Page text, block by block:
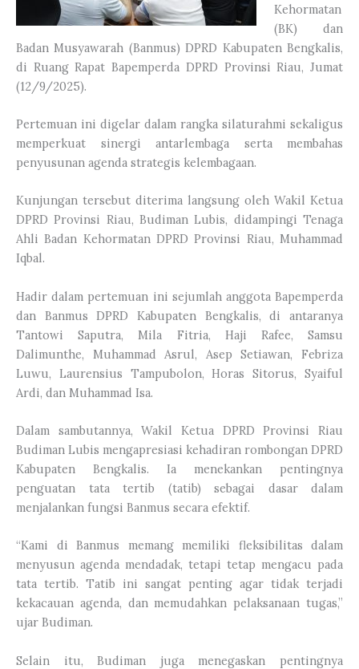
Kehormatan
(BK) dan
Badan Musyawarah (Banmus) DPRD Kabupaten Bengkalis,
di Ruang Rapat Bapemperda DPRD Provinsi Riau, Jumat
(12/9/2025).
Pertemuan ini digelar dalam rangka silaturahmi sekaligus
memperkuat sinergi antarlembaga serta membahas
penyusunan agenda strategis kelembagaan.
Kunjungan tersebut diterima langsung oleh Wakil Ketua
DPRD Provinsi Riau, Budiman Lubis, didampingi Tenaga
Ahli Badan Kehormatan DPRD Provinsi Riau, Muhammad
Iqbal.
Hadir dalam pertemuan ini sejumlah anggota Bapemperda
dan Banmus DPRD Kabupaten Bengkalis, di antaranya
Tantowi Saputra, Mila Fitria, Haji Rafee, Samsu
Dalimunthe, Muhammad Asrul, Asep Setiawan, Febriza
Luwu, Laurensius Tampubolon, Horas Sitorus, Syaiful
Ardi, dan Muhammad Isa.
Dalam sambutannya, Wakil Ketua DPRD Provinsi Riau
Budiman Lubis mengapresiasi kehadiran rombongan DPRD
Kabupaten Bengkalis. Ia menekankan pentingnya
penguatan tata tertib (tatib) sebagai dasar dalam
menjalankan fungsi Banmus secara efektif.
“Kami di Banmus memang memiliki fleksibilitas dalam
menyusun agenda mendadak, tetapi tetap mengacu pada
tata tertib. Tatib ini sangat penting agar tidak terjadi
kekacauan agenda, dan memudahkan pelaksanaan tugas,”
ujar Budiman.
Selain itu, Budiman juga menegaskan pentingnya